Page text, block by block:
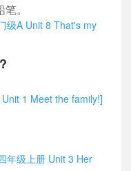
。
级A Unit 8 That's my
?
1 Meet the family!]
年级上册 Unit 3 Her